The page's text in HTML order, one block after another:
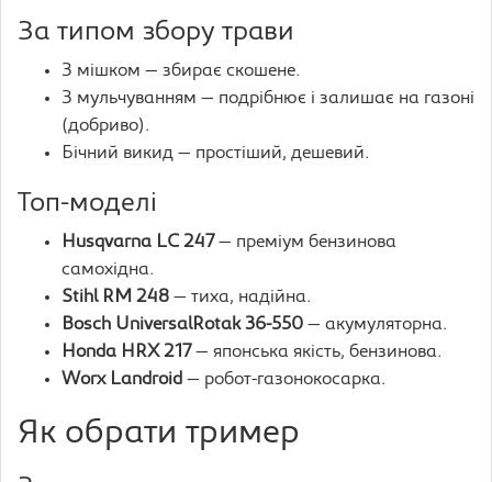
За типом збору трави
З мішком — збирає скошене.
З мульчуванням — подрібнює і залишає на газоні
(добриво).
Бічний викид — простіший, дешевий.
Топ-моделі
Husqvarna LC 247 — преміум бензинова
самохідна.
Stihl RM 248 — тиха, надійна.
Bosch UniversalRotak 36-550 — акумуляторна.
Honda HRX 217 — японська якість, бензинова.
Worx Landroid — робот-газонокосарка.
Як обрати тример